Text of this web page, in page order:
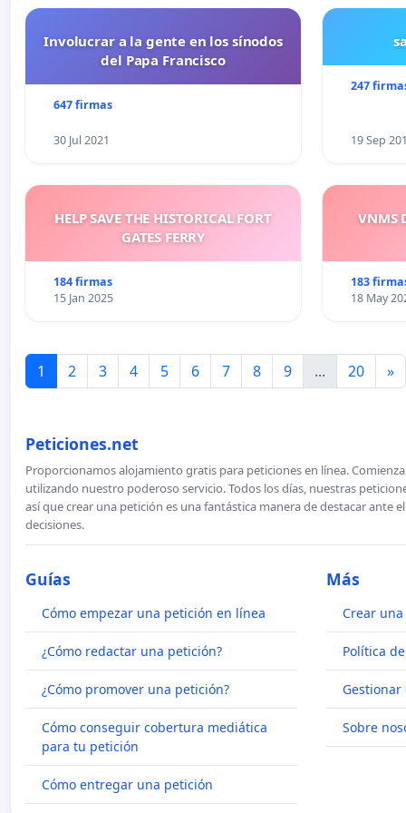
Involucrar a la gente en los sínodos
del Papa Francisco
647 firmas
30 Jul 2021
247
19 Sep
HELP SAVE THE HISTORICAL FORT
GATES FERRY
184 firmas
15 Jan 2025
VNMS
183
18 May
1 2 3 4 5 6 7 8 9 ... 20 »
Peticiones.net
Proporcionamos alojamiento gratis para peticiones en línea.
utilizando nuestro poderoso servicio. Todos los días, nuestras
así que crear una petición es una fantástica manera de destacar ante
decisiones.
Guías
Cómo empezar una petición en línea
¿Cómo redactar una petición?
¿Cómo promover una petición?
Cómo conseguir cobertura mediática
para tu petición
Cómo entregar una petición
Más
Crear
Política
Gestionar
Sobre